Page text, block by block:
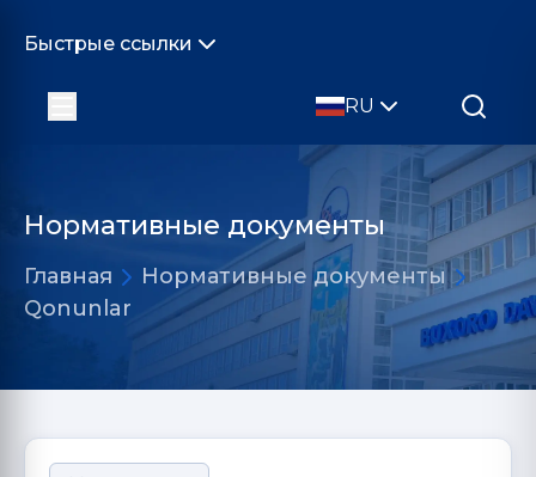
Быстрые ссылки
RU
Нормативные документы
Главная
Нормативные документы
Qonunlar